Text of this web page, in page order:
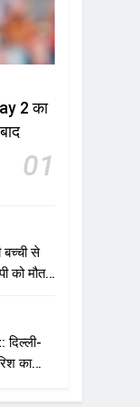
2 का
01
बच्ची से
को मौत
का